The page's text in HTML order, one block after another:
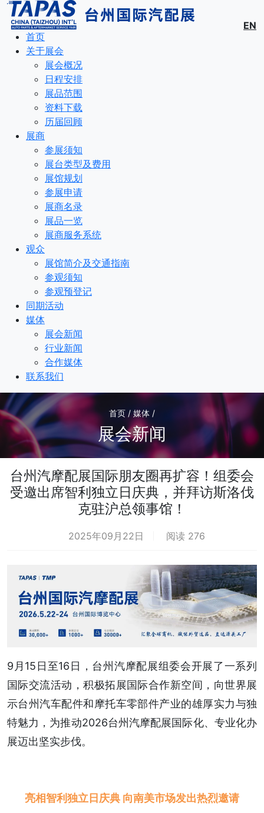
EN
首页
关于展会
展会概况
日程安排
展品范围
资料下载
历届回顾
展商
参展须知
展台类型及费用
展馆规划
参展申请
展商名录
展品一览
展商服务系统
观众
展馆简介及交通指南
参观须知
参观预登记
同期活动
媒体
展会新闻
行业新闻
合作媒体
联系我们
首页 / 媒体 /
展会新闻
台州汽摩配展国际朋友圈再扩容！组委会
受邀出席智利独立日庆典，并拜访斯洛伐
克驻沪总领事馆！
2025年09月22日 阅读 276
9月15日至16日，台州汽摩配展组委会开展了一系列
国际交流活动，积极拓展国际合作新空间，向世界展
示台州汽车配件和摩托车零部件产业的雄厚实力与独
特魅力，为推动2026台州汽摩配展国际化、专业化办
展迈出坚实步伐。
亮相智利独立日庆典 向南美市场发出热烈邀请